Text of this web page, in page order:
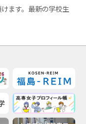
ます。最新の学校生